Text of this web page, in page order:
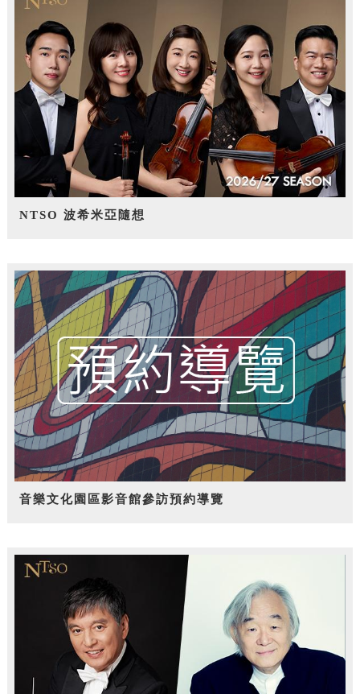
NTSO 波希米亞隨想
音樂文化園區影音館參訪預約導覽